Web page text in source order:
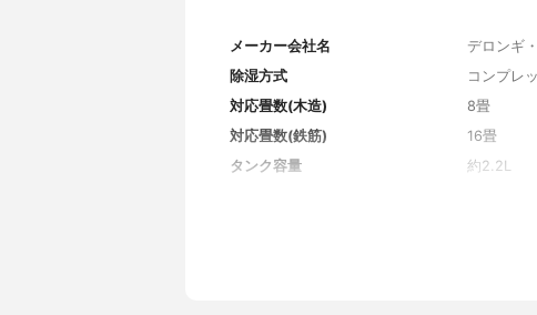
メーカー会社名
デロンギ
除湿方式
コンプレ
対応畳数(木造)
8畳
対応畳数(鉄筋)
16畳
タンク容量
約2.2L